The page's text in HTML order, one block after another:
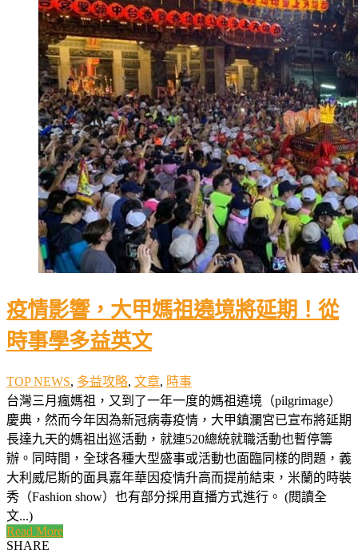
疫情影響，大甲媽祖遶境將延期！從
時事學多益英文
TOP NEWS, 多益攻略, 文章, 時事
台灣三月瘋媽祖，又到了一年一度的媽祖遶境（pilgrimage）
慶典，然而今年因為新冠病毒疫情，大甲鎮瀾宮已宣布將延期
長達九天的媽祖出巡活動，就連520總統就職活動也暫停籌
辦。同時間，全球各種大型盛事或活動也面臨同樣的問題，義
大利威尼斯的面具嘉年華因疫情升高而提前結束，米蘭的時裝
秀（Fashion show）也有部分採用直播方式進行。 (閱讀全
文...)
Read More
SHARE